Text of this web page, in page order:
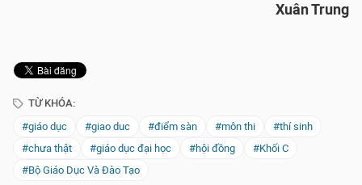
Xuân Trung
TỪ KHÓA:
#giáo dục
#giao duc #điểm sàn #môn thi
#thí sinh
#chưa thật
#giáo dục đại học #hội đồng
#Khối C
#Bộ Giáo Dục Và Đào Tạo